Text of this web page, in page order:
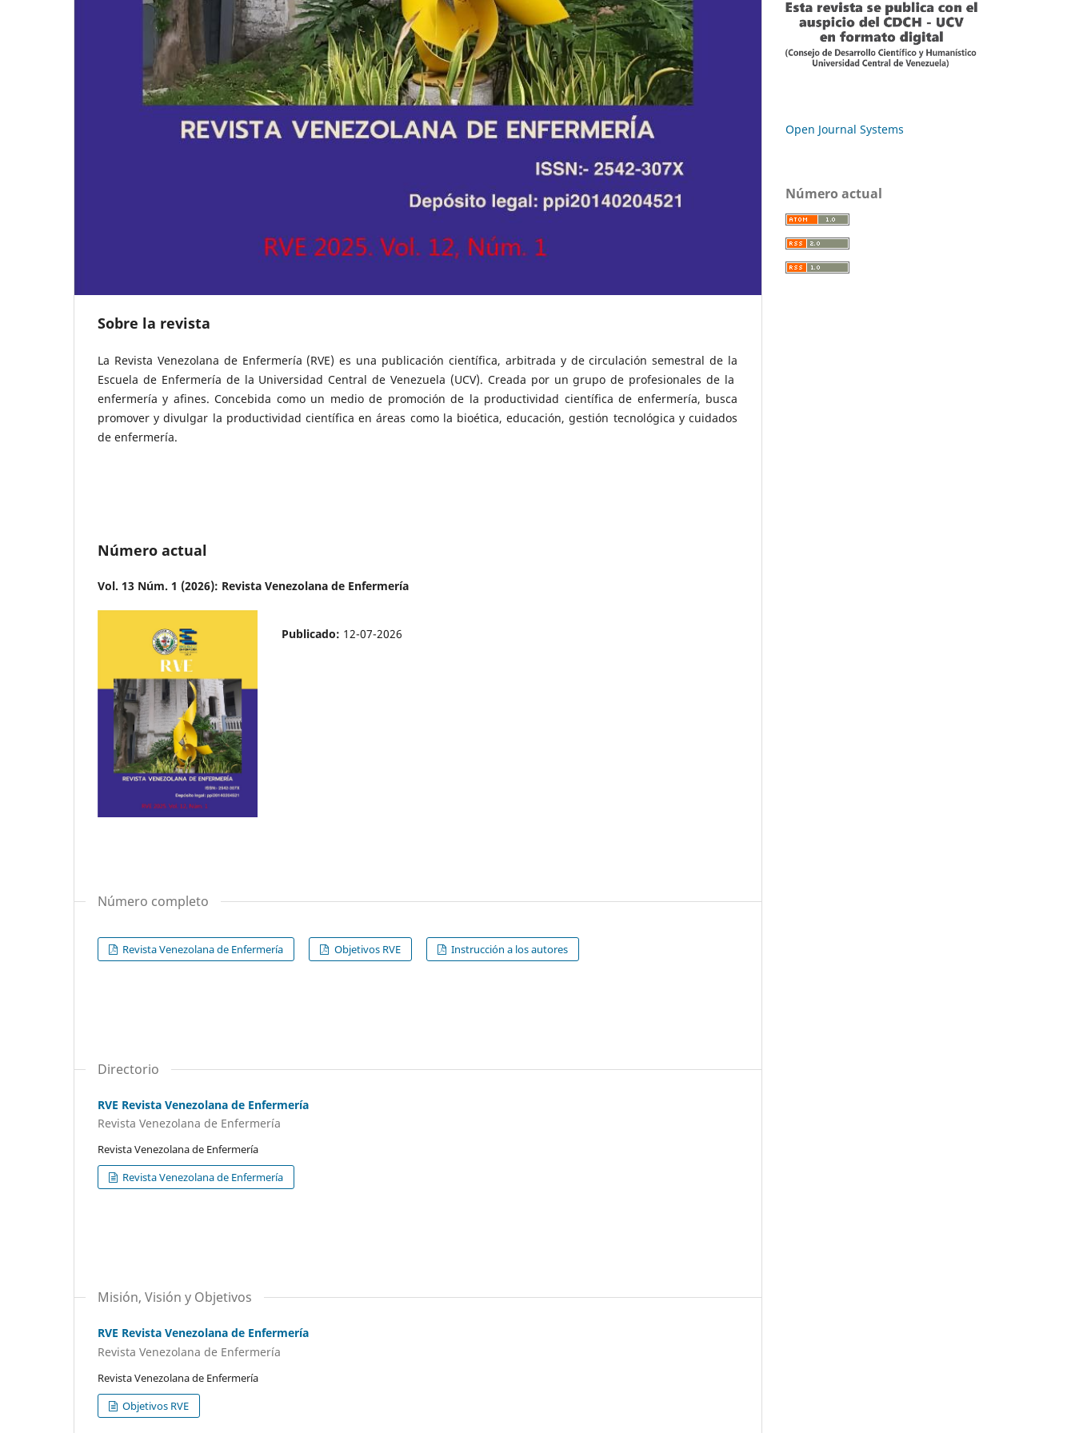
Sobre la revista
La Revista Venezolana de Enfermería (RVE) es una publicación científica, arbitrada y de circulación semestral de la
Escuela de Enfermería de la Universidad Central de Venezuela (UCV). Creada por un grupo de profesionales de la
enfermería y afines. Concebida como un medio de promoción de la productividad científica de enfermería, busca
promover y divulgar la productividad científica en áreas como la bioética, educación, gestión tecnológica y cuidados
de enfermería.
Número actual
Vol. 13 Núm. 1 (2026): Revista Venezolana de Enfermería
Publicado: 12-07-2026
Número completo
Revista Venezolana de Enfermería Objetivos RVE Instrucción a los autores
Directorio
RVE Revista Venezolana de Enfermería
Revista Venezolana de Enfermería
Revista Venezolana de Enfermería
Revista Venezolana de Enfermería
Misión, Visión y Objetivos
RVE Revista Venezolana de Enfermería
Revista Venezolana de Enfermería
Revista Venezolana de Enfermería
Objetivos RVE
Open Journal Systems
Número actual